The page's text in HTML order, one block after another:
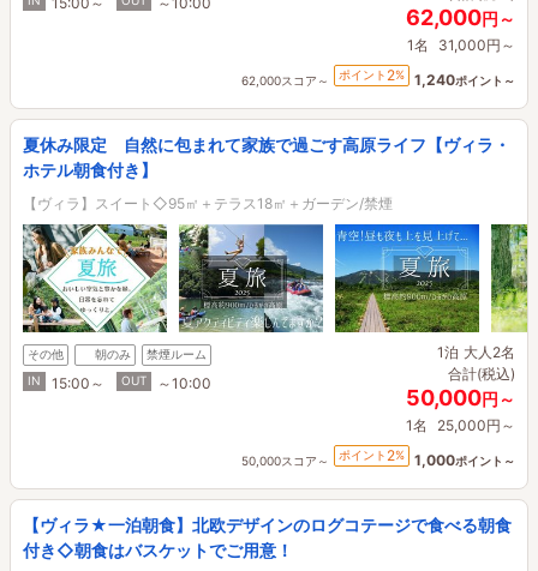
62,000円～
1名 31,000円～
62,000スコア～ ポイント 2% 1,240ポイント～
夏休み限定 自然に包まれて家族で過ごす高原ライフ【ヴィラ・
ホテル朝食付き】
【ヴィラ】スイート◇95㎡＋テラス18㎡＋ガーデン/禁煙
その他 朝のみ
禁煙ルーム
IN
15:00～ OUT ～10:00
1泊 大人2名
合計(税込)
50,000円～
1名 25,000円～
50,000スコア～ ポイント 2% 1,000ポイント～
【ヴィラ★一泊朝食】北欧デザインのログコテージで食べる朝食
付き◇朝食はバスケットでご用意！